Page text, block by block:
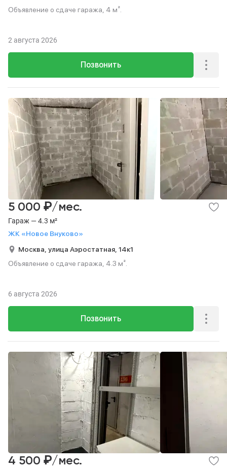
Объявление о сдаче гаража, 4 м².
Позвонить
2 августа 2026
Гараж — 4.3 м²
ЖК «Новое Внуково»
5 000 ₽/мес.
Москва, улица Аэростатная, 14к1
Объявление о сдаче гаража, 4.3 м².
Позвонить
6 августа 2026
4 500 ₽/мес.